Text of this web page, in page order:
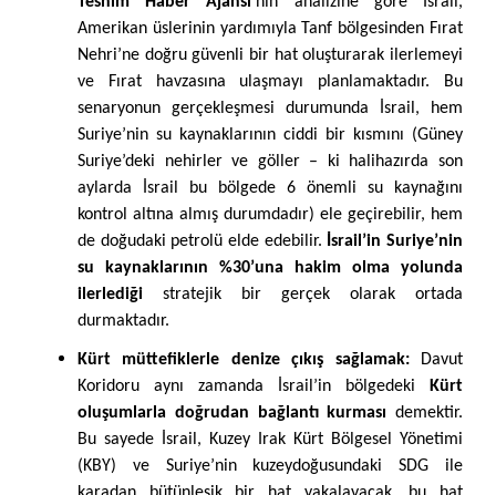
Amerikan üslerinin yardımıyla Tanf bölgesinden Fırat
Nehri’ne doğru güvenli bir hat oluşturarak ilerlemeyi
ve Fırat havzasına ulaşmayı planlamaktadır. Bu
senaryonun gerçekleşmesi durumunda İsrail, hem
Suriye’nin su kaynaklarının ciddi bir kısmını (Güney
Suriye’deki nehirler ve göller – ki halihazırda son
aylarda İsrail bu bölgede 6 önemli su kaynağını
kontrol altına almış durumdadır) ele geçirebilir, hem
de doğudaki petrolü elde edebilir. İsrail’in Suriye’nin
su kaynaklarının %30’una hakim olma yolunda
ilerlediği stratejik bir gerçek olarak ortada
durmaktadır.
Kürt müttefiklerle denize çıkış sağlamak:Davut
Koridoru aynı zamanda İsrail’in bölgedeki Kürt
oluşumlarla doğrudan bağlantı kurması demektir.
Bu sayede İsrail, Kuzey Irak Kürt Bölgesel Yönetimi
(KBY) ve Suriye’nin kuzeydoğusundaki SDG ile